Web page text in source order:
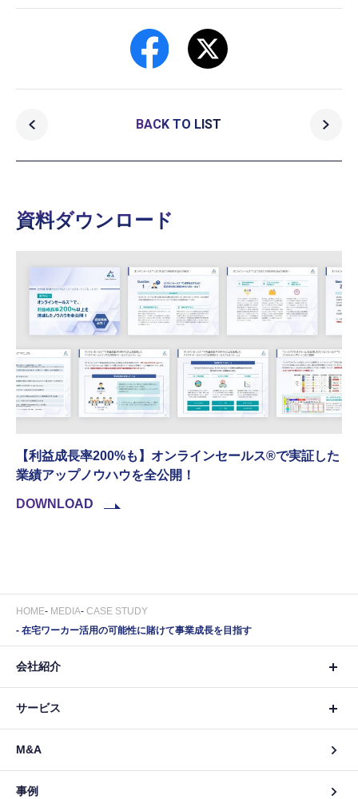
BACK TO LIST
資料ダウンロード
【利益成長率200%も】オンラインセールス®︎で実証した
業績アップノウハウを全公開！
DOWNLOAD
HOME MEDIA CASE STUDY
在宅ワーカー活用の可能性に賭けて事業成長を目指す
会社紹介
サービス
M&A
事例